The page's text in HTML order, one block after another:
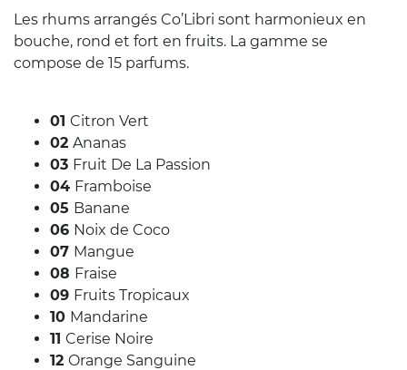
Les rhums arrangés Co’Libri sont harmonieux en
bouche, rond et fort en fruits. La gamme se
compose de 15 parfums.
01 Citron Vert
02 Ananas
03 Fruit De La Passion
04 Framboise
05 Banane
06 Noix de Coco
07 Mangue
08 Fraise
09 Fruits Tropicaux
10 Mandarine
11 Cerise Noire
12 Orange Sanguine